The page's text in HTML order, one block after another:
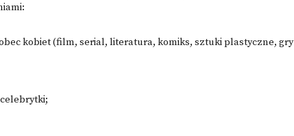
kobiet (film, serial, literatura, komiks, sztuki plastyczne, gry